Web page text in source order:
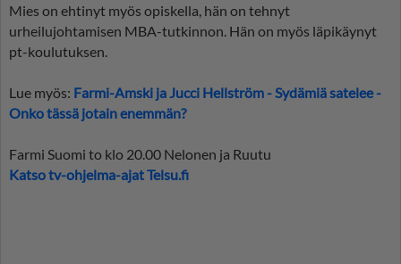
Mies on ehtinyt myös opiskella, hän on tehnyt
urheilujohtamisen MBA-tutkinnon. Hän on myös läpikäynyt
pt-koulutuksen.
Lue myös: Farmi-Amski ja Jucci Hellström - Sydämiä satelee -
Onko tässä jotain enemmän?
Farmi Suomi to klo 20.00 Nelonen ja Ruutu
Katso tv-ohjelma-ajat Telsu.fi